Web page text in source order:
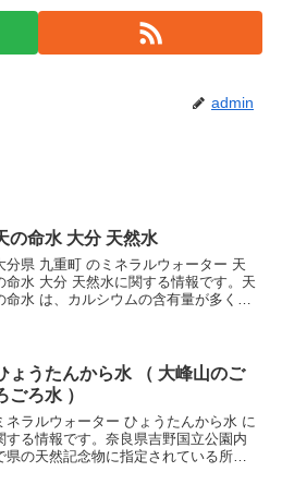
admin
の命水 大分 天然水
分県 九重町 のミネラルウォーター 天
命水 大分 天然水に関する情報です。天
命水 は、カルシウムの含有量が多く、
リ性となるた...
ょうたんから水 （ 大峰山のご
ごろ水 ）
ネラルウォーター ひょうたんから水 に
する情報です。奈良県吉野国立公園内
県の天然記念物に指定されている所の